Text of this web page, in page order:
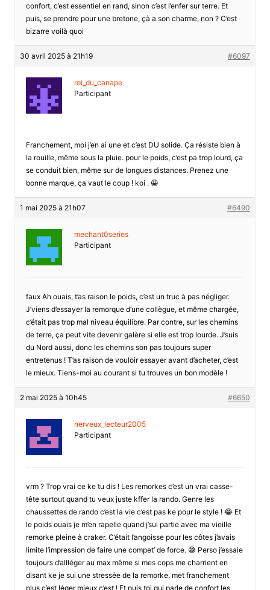
confort, c’est essentiel en rand, sinon c’est l’enfer sur terre. Et
puis, se prendre pour une bretone, çà a son charme, non ? C’est
bizarre voilà quoi
30 avril 2025 à 21h19 #6097
roi_du_canape
Participant
Franchement, moi j’en ai une et c’est DU solide. Ça résiste bien à
la rouille, même sous la pluie. pour le poids, c’est pa trop lourd, ça
se conduit bien, même sur de longues distances. Prenez une
bonne marque, ça vaut le coup ! koi . 😀
1 mai 2025 à 21h07 #6490
mechant0series
Participant
faux Ah ouais, t’as raison le poids, c’est un truc à pas négliger.
J’viens d’essayer la remorque d’une collègue, et même chargée,
c’était pas trop mal niveau équilibre. Par contre, sur les chemins
de terre, ça peut vite devenir galère si elle est trop lourde. J’suis
du Nord aussi, donc les chemins son pas toujours super
entretenus ! T’as raison de vouloir essayer avant d’acheter, c’est
le mieux. Tiens-moi au courant si tu trouves un bon modèle !
2 mai 2025 à 10h45 #6650
nerveux_lecteur2005
Participant
vrm ? Trop vrai ce ke tu dis ! Les remorkes c’est un vrai casse-
tête surtout quand tu veux juste kffer la rando. Genre les
chaussettes de rando c’est la vie c’est pas ke pour le style ! 😂 Et
le poids ouais je m’en rapelle quand j’sui partie avec ma vieille
remorke pleine à craker. C’était l’angoisse pour les côtes j’avais
limite l’impression de faire une compet’ de force. 😅 Perso j’essaie
toujours d’allléger au max même si mes cops me charrient en
disant ke je sui une stressée de la remorke. met franchement
plus c’est léger mieux c’est ! Et puis toi qui parle de confort les